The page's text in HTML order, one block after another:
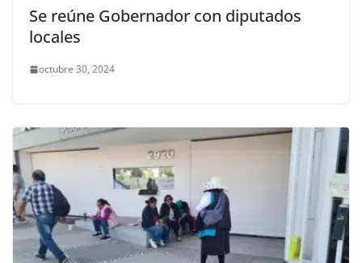
Se reúne Gobernador con diputados
locales
octubre 30, 2024